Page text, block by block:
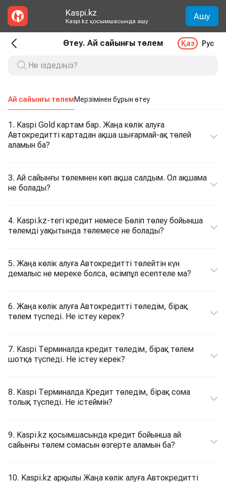
Kaspi.kz
Kaspi.kz қосымшасында ашу Ашу
Өтеу. Ай сайынғы төлем Қаз Рус
Ай сайынғы төлемМерзімінен бұрын өтеу
1. Kaspi Gold картам бар. Жаңа көлік алуға
Автокредитті картадан ақша шығармай-ақ төлей
аламын ба?
3. Ай сайынғы төлемнен көп ақша салдым. Ол ақшама
не болады?
4. Kaspi.kz-тегі кредит немесе Бөліп төлеу бойынша
төлемді уақытында төлемесе не болады?
5. Жаңа көлік алуға Автокредитті төлейтін күн
демалыс не мереке болса, өсімпұл есептеле ма?
6. Жаңа көлік алуға Автокредитті төледім, бірақ
төлем түспеді. Не істеу керек?
7. Kaspi Терминалда кредит төледім, бірақ төлем
шотқа түспеді. Не істеу керек?
8. Kaspi Терминалда Кредит төледім, бірақ сома
толық түспеді. Не істеймін?
9. Kaspi.kz қосымшасында кредит бойынша ай
сайынғы төлем сомасын өзгерте аламын ба?
10. Kaspi.kz арқылы Жаңа көлік алуға Автокредитті